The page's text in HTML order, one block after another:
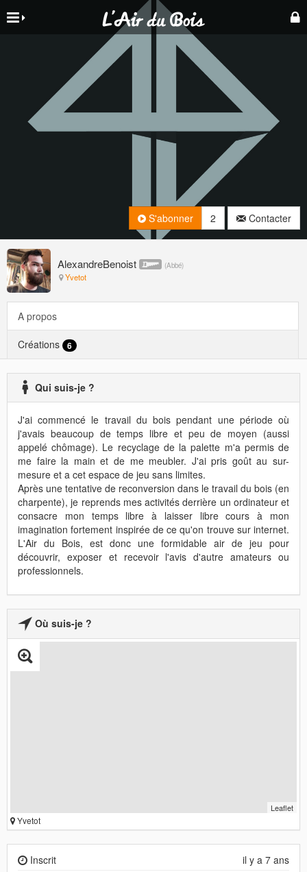
AlexandreBenoist (Abbé)
Yvetot
S'abonner 2 Contacter
A propos
Créations 6
Qui suis-je ?
J'ai commencé le travail du bois pendant une période où
j'avais beaucoup de temps libre et peu de moyen (aussi
appelé chômage). Le recyclage de la palette m'a permis de
me faire la main et de me meubler. J'ai pris goût au sur-
mesure et a cet espace de jeu sans limites.
Après une tentative de reconversion dans le travail du bois (en
charpente), je reprends mes activités derrière un ordinateur et
consacre mon temps libre à laisser libre cours à mon
imagination fortement inspirée de ce qu'on trouve sur internet.
L'Air du Bois, est donc une formidable air de jeu pour
découvrir, exposer et recevoir l'avis d'autre amateurs ou
professionnels.
Où suis-je ?
Leaflet
Yvetot
il y a 7 ans
Inscrit